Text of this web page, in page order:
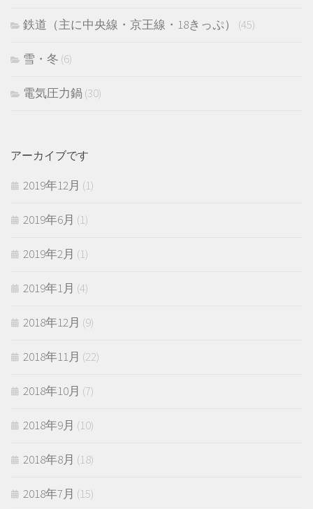
鉄道（主に中央線・京王線・18きっぷ） (45)
雪・冬 (6)
電気圧力鍋 (30)
アーカイブです
2019年12月 (1)
2019年6月 (1)
2019年2月 (1)
2019年1月 (4)
2018年12月 (9)
2018年11月 (22)
2018年10月 (7)
2018年9月 (10)
2018年8月 (18)
2018年7月 (15)